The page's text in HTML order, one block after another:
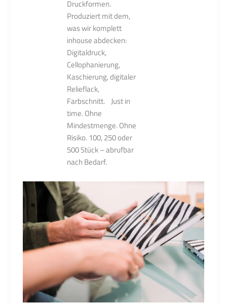
Druckformen.
Produziert mit dem,
was wir komplett
inhouse abdecken:
Digitaldruck,
Cellophanierung,
Kaschierung, digitaler
Relieflack,
Farbschnitt. Just in
time. Ohne
Mindestmenge. Ohne
Risiko. 100, 250 oder
500 Stück – abrufbar
nach Bedarf.